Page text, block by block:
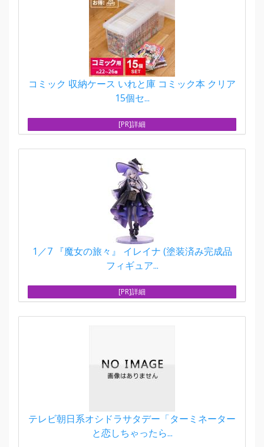
コミック 収納ケース いれと庫 コミック本 クリア
15個セ...
[PR]詳細
1／7 『魔女の旅々』 イレイナ (塗装済み完成品
フィギュア...
[PR]詳細
テレビ朝日系オシドラサタデー「ターミネーター
と恋しちゃったら...